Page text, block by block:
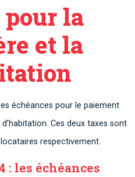
pour la
et la
échéances pour le paiement
Ces deux taxes sont
respectivement.
: les échéances